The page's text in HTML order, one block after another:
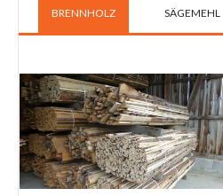
BRENNHOLZ SÄGEMEHL